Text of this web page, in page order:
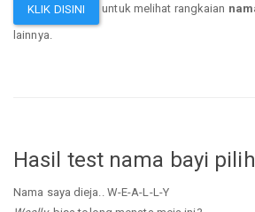
KLIK DISINI untuk melihat rangkaian
lainnya.
Hasil test nama bayi
Nama saya dieja.. W-E-A-L-L-Y